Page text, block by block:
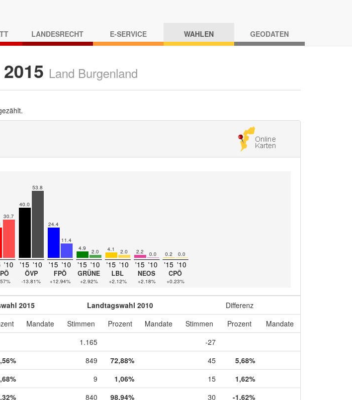
LANDESRECHT E-SERVICE WAHLEN GEODATEN
Land Burgenland
30.7
'10
40.0
53.8
'15 '10
ÖVP
-13.81%
24.4
11.4
'15 '10
FPÖ
+12.94%
4.9 2.0
'15 '10
GRÜNE
+2.92%
4.1 2.0
'15 '10
LBL
+2.12%
2.2 0.0
'15 '10
NEOS
+2.18%
0.2 0.0
'15 '10
CPÖ
+0.23%
2015 Landtagswahl 2010
Differenz
Mandate Stimmen Prozent Mandate Stimmen Prozent
Mandate
1.165
-27
849 72,88% 45
5,68%
9 1,06% 15
1,62%
840 98,94% 30 -1,62%